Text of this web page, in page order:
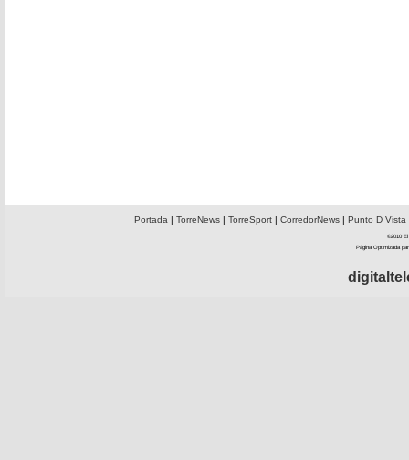
Portada | TorreNews| TorreSport| CorredorNews| Punto D Vista
©2010 El
Página Optimizada